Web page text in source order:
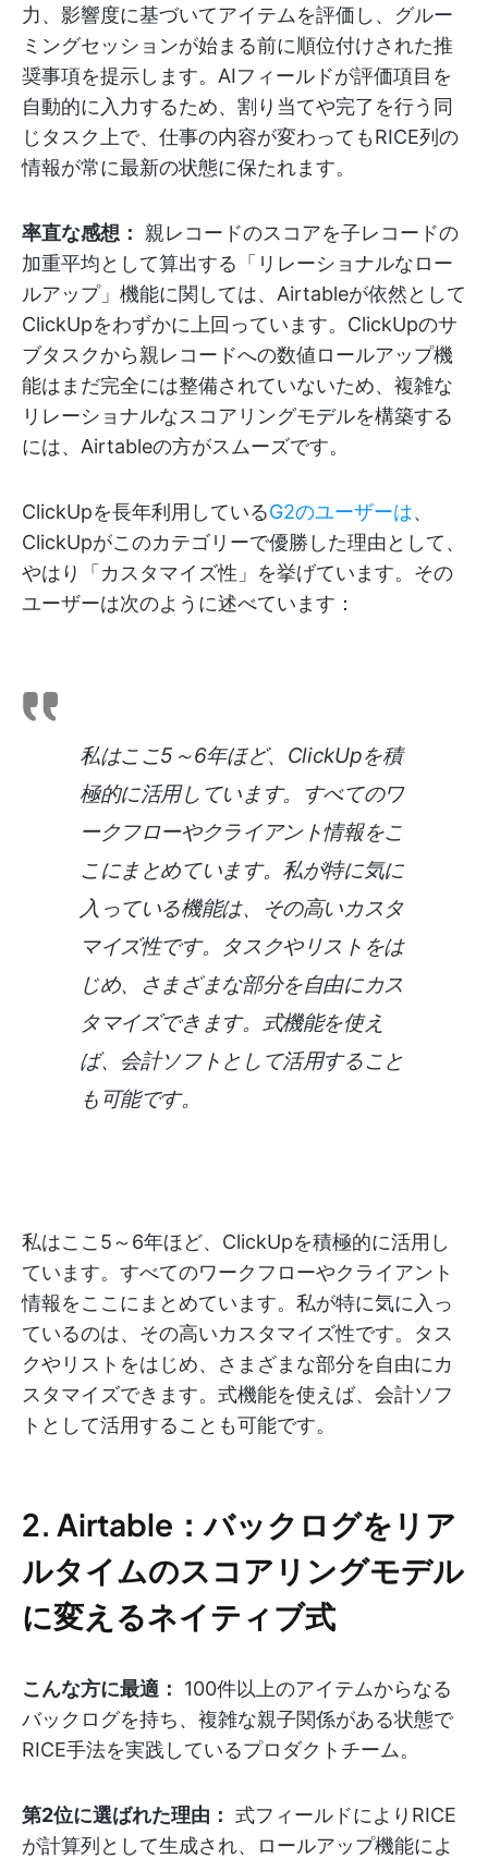
力、影響度に基づいてアイテムを評価し、グルー
ミングセッションが始まる前に順位付けされた推
奨事項を提示します。AIフィールドが評価項目を
自動的に入力するため、割り当てや完了を行う同
じタスク上で、仕事の内容が変わってもRICE列の
情報が常に最新の状態に保たれます。
率直な感想： 親レコードのスコアを子レコードの
加重平均として算出する「リレーショナルなロー
ルアップ」機能に関しては、Airtableが依然として
ClickUpをわずかに上回っています。ClickUpのサ
ブタスクから親レコードへの数値ロールアップ機
能はまだ完全には整備されていないため、複雑な
リレーショナルなスコアリングモデルを構築する
には、Airtableの方がスムーズです。
ClickUpを長年利用しているG2のユーザーは、
ClickUpがこのカテゴリーで優勝した理由として、
やはり「カスタマイズ性」を挙げています。その
ユーザーは次のように述べています：
私はここ5～6年ほど、ClickUpを積
極的に活用しています。すべてのワ
ークフローやクライアント情報をこ
こにまとめています。私が特に気に
入っている機能は、その高いカスタ
マイズ性です。タスクやリストをは
じめ、さまざまな部分を自由にカス
タマイズできます。式機能を使え
ば、会計ソフトとして活用すること
も可能です。
私はここ5～6年ほど、ClickUpを積極的に活用し
ています。すべてのワークフローやクライアント
情報をここにまとめています。私が特に気に入っ
ているのは、その高いカスタマイズ性です。タス
クやリストをはじめ、さまざまな部分を自由にカ
スタマイズできます。式機能を使えば、会計ソフ
トとして活用することも可能です。
2. Airtable：バックログをリア
ルタイムのスコアリングモデル
に変えるネイティブ式
こんな方に最適：
100件以上のアイテムからなる
バックログを持ち、複雑な親子関係がある状態で
RICE手法を実践しているプロダクトチーム。
第2位に選ばれた理由： 式フィールドによりRICE
が計算列として生成され、ロールアップ機能によ